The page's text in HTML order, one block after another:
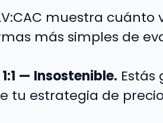
muestra
más simples de
— Insostenible.
tu estrategia de